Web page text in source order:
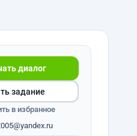
диалог
задание
в избранное